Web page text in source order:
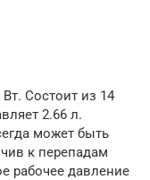
Состоит из 14
2.66 л.
может быть
к перепадам
рабочее давление